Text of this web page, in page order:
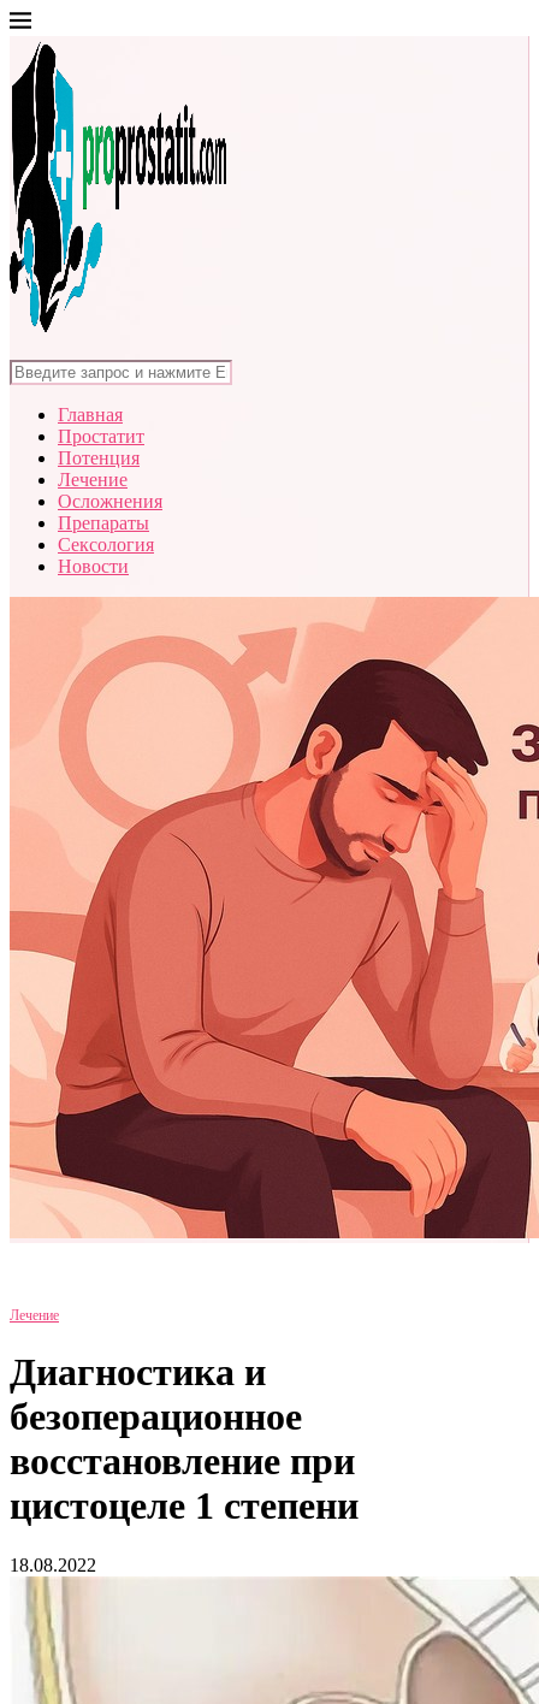
Главная
Простатит
Потенция
Лечение
Осложнения
Препараты
Сексология
Новости
Лечение
Диагностика и
безоперационное
восстановление при
цистоцеле 1 степени
18.08.2022